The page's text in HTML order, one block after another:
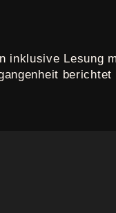
inklusive Lesung
berichtet